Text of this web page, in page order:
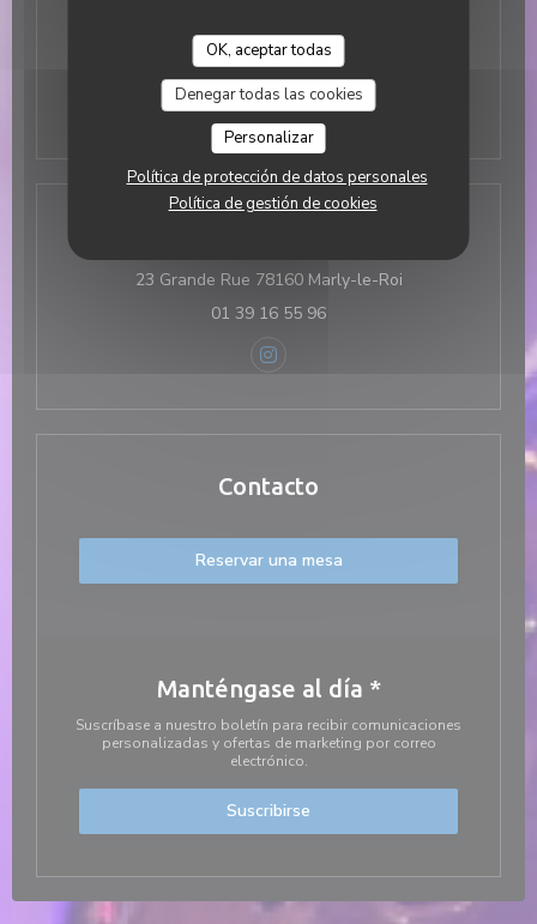
OK, aceptar todas
Denegar todas las cookies
Personalizar
Política de protección de datos personales
Política de gestión de cookies
12:00 - 13:30
23 Grande Rue 78160 Marly-le-Roi((abre en una
01 39 16 55 96
Instagram ((abre en una nueva
Contacto
Reservar una mesa
Manténgase al día *
Suscríbase a nuestro boletín para recibir comunicaciones
personalizadas y ofertas de marketing por correo
electrónico.
Suscribirse